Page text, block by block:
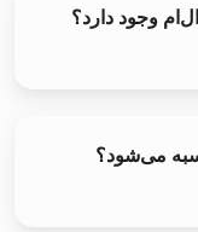
وجود دارد؟
می‌شود؟